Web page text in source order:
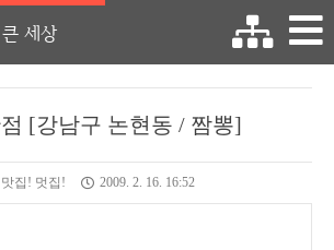
세상
[강남구 논현동 / 짬뽕]
맛집! 멋집! 2009. 2. 16. 16:52